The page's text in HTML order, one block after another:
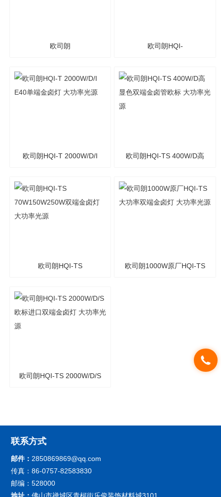
欧司朗
金卤灯 大功率光源
欧司朗HQI-
灯管E40 大功率光源
欧司朗HQI-T 2000W/D/I 欧司朗HQI-TS 400W/D高
率光源
欧司朗HQI-TS
灯 大功率光源
欧司朗1000W原厂HQI-TS
欧司朗HQI-TS 2000W/D/S
联系方式
邮件： 2850869869@qq.com
传真：86-0757-82583830
邮编：528000